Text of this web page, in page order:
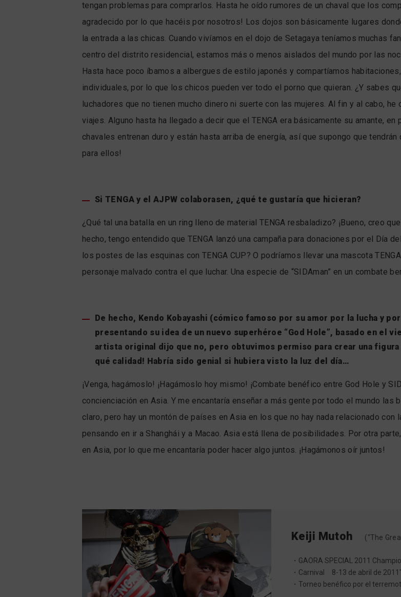
tengan problemas para comprarlos. Hasta he oído rumores de un chaval que los
agradecido por lo que hacéis por nosotros! Los dojos son básicamente lugares
la entrada a las chicas. Cuando vivíamos en el dojo de Setagaya teníamos muchas
centro del distrito residencial, estamos más o menos aislados del mundo por las
Hasta hace poco íbamos a albergues de estilo japonés y compartíamos
individuales, por lo que los chicos pueden ver todo el porno que quieran. ¿Y sabes
luchadores que no tienen mucho dinero ni suerte con las mujeres. Al fin y al cabo,
viajes. Alguno hasta ha llegado a decir que el TENGA era básicamente su amante,
chavales entrenan duro y están hasta arriba de energía, así que supongo que tendrán
para ellos!
Si TENGA y el AJPW colaborasen, ¿qué te gustaría que hicieran?
¿Qué tal una batalla en un ring lleno de material TENGA resbaladizo? ¡Bueno, creo
hecho, tengo entendido que TENGA lanzó una campaña para donaciones por el Día
los postes de las esquinas con TENGA CUP? O podríamos llevar una mascota
personaje malvado contra el que luchar. Una especie de “SIDAman” en un combate
De hecho, Kendo Kobayashi (cómico famoso por su amor por la lucha y
presentando su idea de un nuevo superhéroe “God Hole”, basado en el
artista original dijo que no, pero obtuvimos permiso para crear una figura
qué calidad! Habría sido genial si hubiera visto la luz del día…
¡Venga, hagámoslo! ¡Hagámoslo hoy mismo! ¡Combate benéfico entre God Hole y
concienciación en Asia. Y me encantaría enseñar a más gente por todo el mundo las
claro, pero hay un montón de países en Asia en los que no hay nada relacionado
pensando en ir a Shanghái y a Macao. Asia está llena de posibilidades. Por otra
en Asia, por lo que me encantaría poder hacer algo juntos. ¡Hagámonos oír juntos!
Keiji Mutoh (“The
・GAORA SPECIAL 2011
・Carnival 8-13 de abril de
・Torneo benéfico por el